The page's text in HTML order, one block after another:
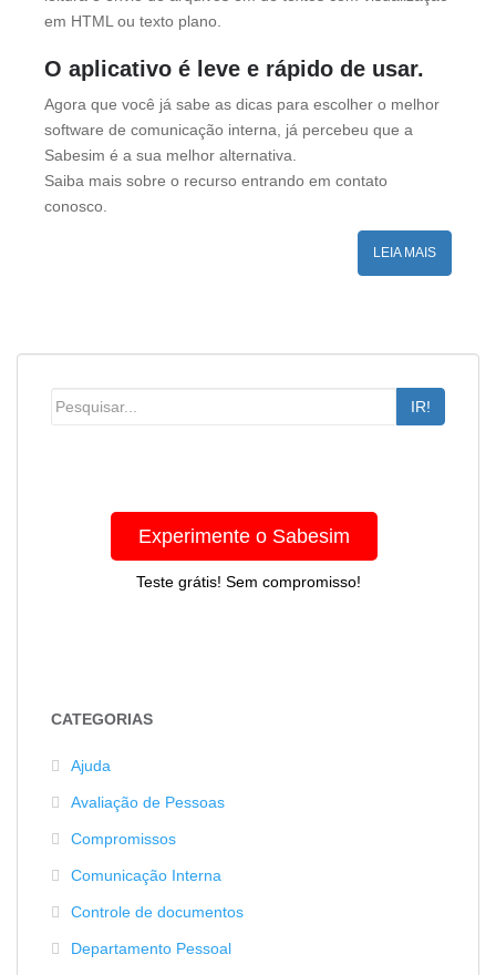
em HTML ou texto plano.
O aplicativo é leve e rápido de usar.
Agora que você já sabe as dicas para escolher o melhor
software de comunicação interna, já percebeu que a
Sabesim é a sua melhor alternativa.
Saiba mais sobre o recurso entrando em contato
conosco.
LEIA MAIS
IR!
Experimente o Sabesim
Teste grátis! Sem compromisso!
CATEGORIAS
Ajuda
Avaliação de Pessoas
Compromissos
Comunicação Interna
Controle de documentos
Departamento Pessoal